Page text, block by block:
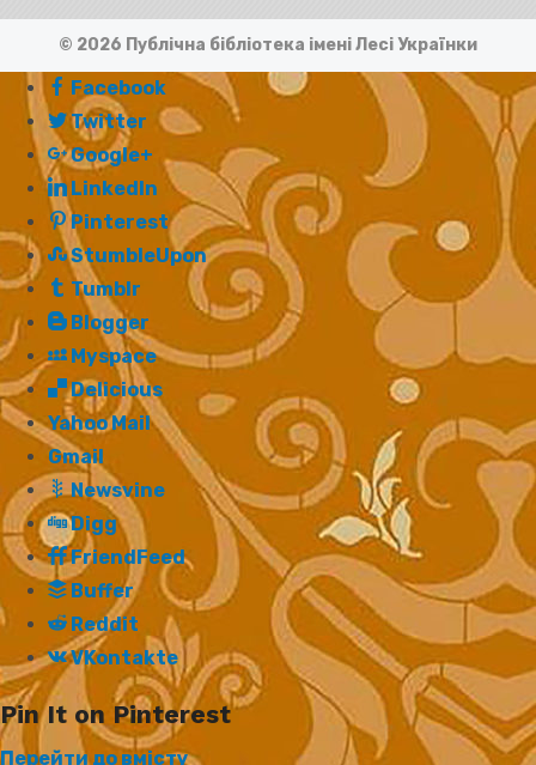
© 2026 Публічна бібліотека імені Лесі Українки
Facebook
Twitter
Google+
LinkedIn
Pinterest
StumbleUpon
Tumblr
Blogger
Myspace
Delicious
Yahoo Mail
Gmail
Newsvine
Digg
FriendFeed
Buffer
Reddit
VKontakte
Pin It on Pinterest
Перейти до вмісту